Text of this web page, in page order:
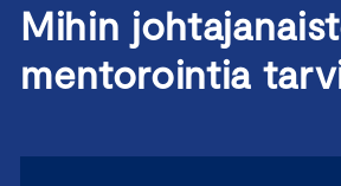
Mihin
mentorointia